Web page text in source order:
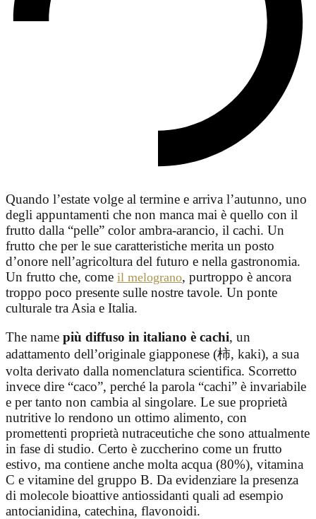
Quando l’estate volge al termine e arriva l’autunno, uno
degli appuntamenti che non manca mai è quello con il
frutto dalla “pelle” color ambra-arancio, il cachi. Un
frutto che per le sue caratteristiche merita un posto
d’onore nell’agricoltura del futuro e nella gastronomia.
Un frutto che, come il melograno, purtroppo è ancora
troppo poco presente sulle nostre tavole. Un ponte
culturale tra Asia e Italia.
The name più diffuso in italiano è cachi, un
adattamento dell’originale giapponese (柿, kaki), a sua
volta derivato dalla nomenclatura scientifica. Scorretto
invece dire “caco”, perché la parola “cachi” è invariabile
e per tanto non cambia al singolare. Le sue proprietà
nutritive lo rendono un ottimo alimento, con
promettenti proprietà nutraceutiche che sono attualmente
in fase di studio. Certo è zuccherino come un frutto
estivo, ma contiene anche molta acqua (80%), vitamina
C e vitamine del gruppo B. Da evidenziare la presenza
di molecole bioattive antiossidanti quali ad esempio
antocianidina, catechina, flavonoidi.